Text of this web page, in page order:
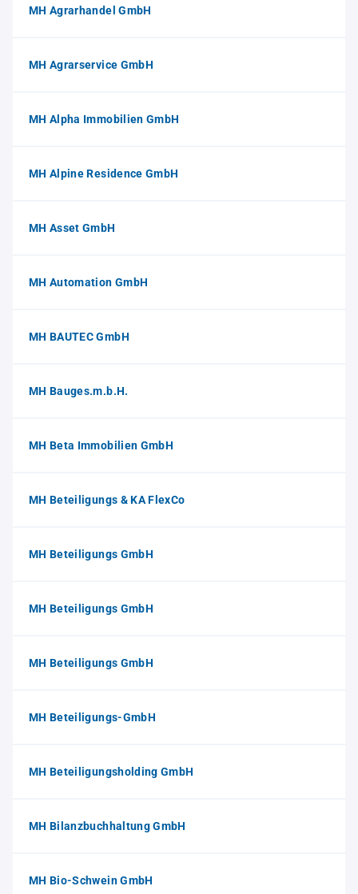
MH Agrarhandel GmbH
MH Agrarservice GmbH
MH Alpha Immobilien GmbH
MH Alpine Residence GmbH
MH Asset GmbH
MH Automation GmbH
MH BAUTEC GmbH
MH Bauges.m.b.H.
MH Beta Immobilien GmbH
MH Beteiligungs & KA FlexCo
MH Beteiligungs GmbH
MH Beteiligungs GmbH
MH Beteiligungs GmbH
MH Beteiligungs-GmbH
MH Beteiligungsholding GmbH
MH Bilanzbuchhaltung GmbH
MH Bio-Schwein GmbH